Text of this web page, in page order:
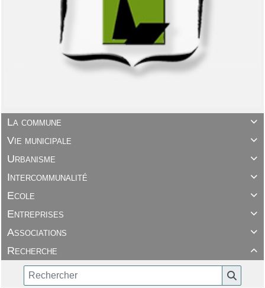

La commune

Vie municipale

Urbanisme

Intercommunalité

Ecole

Entreprises

Associations

Recherche